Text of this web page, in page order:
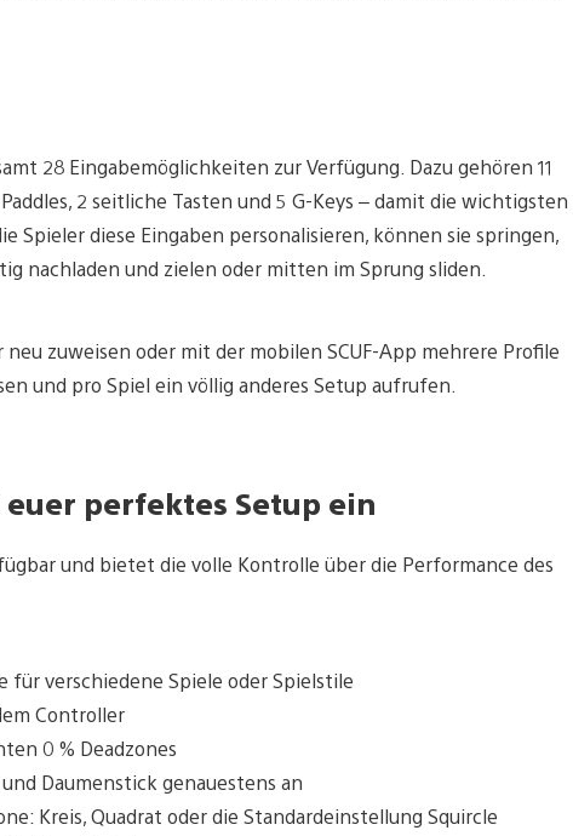
28 Eingabemöglichkeiten zur Verfügung. Dazu gehören 11
2 seitliche Tasten und 5 G-Keys – damit die wichtigsten
Spieler diese Eingaben personalisieren, können sie springen,
nachladen und zielen oder mitten im Sprung sliden.
zuweisen oder mit der mobilen SCUF-App mehrere Profile
und pro Spiel ein völlig anderes Setup aufrufen.
euer perfektes Setup ein
und bietet die volle Kontrolle über die Performance des
verschiedene Spiele oder Spielstile
Controller
0 % Deadzones
Daumenstick genauestens an
Kreis, Quadrat oder die Standardeinstellung Squircle